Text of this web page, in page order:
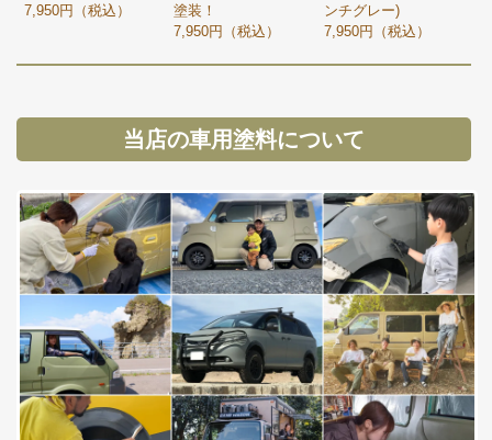
7,950円（税込）
塗装！
7,950円（税込）
ンチグレー)
7,950円（税込）
当店の車用塗料について